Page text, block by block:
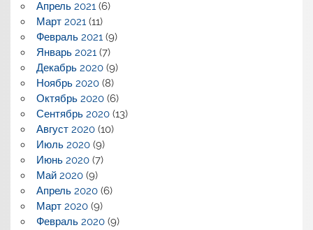
Апрель 2021(6)
Март 2021(11)
Февраль 2021(9)
Январь 2021(7)
Декабрь 2020(9)
Ноябрь 2020(8)
Октябрь 2020(6)
Сентябрь 2020(13)
Август 2020(10)
Июль 2020(9)
Июнь 2020(7)
Май 2020(9)
Апрель 2020(6)
Март 2020(9)
Февраль 2020(9)